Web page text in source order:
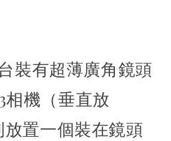
裝有超薄廣角鏡頭
相機（垂直放
置一個裝在鏡頭